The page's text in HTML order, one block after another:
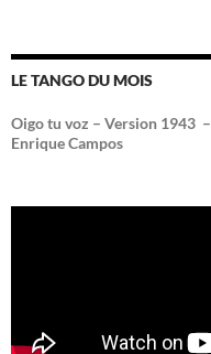
LE TANGO DU MOIS
Oigo tu voz – Version 1943 –
Enrique Campos